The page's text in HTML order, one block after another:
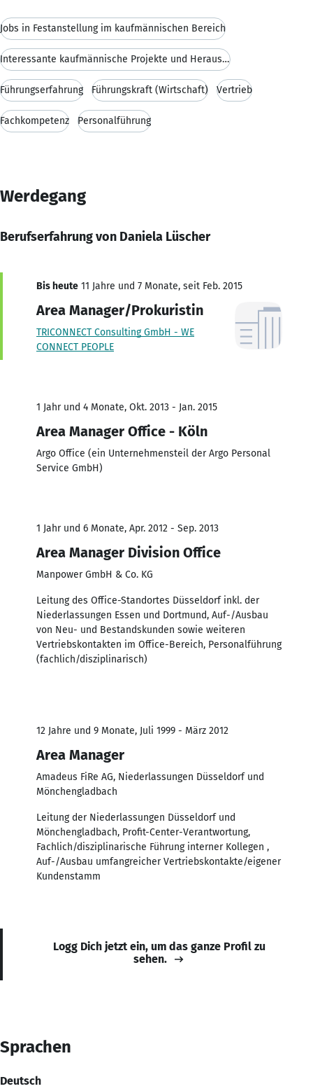
Jobs in Festanstellung im kaufmännischen Bereich
Interessante kaufmännische Projekte und Herausford
Führungserfahrung Führungskraft (Wirtschaft) Vertrieb
Fachkompetenz Personalführung
Werdegang
Berufserfahrung von Daniela Lüscher
Bis heute 11 Jahre und 7 Monate, seit Feb. 2015
Area Manager/Prokuristin
TRICONNECT Consulting GmbH - WE
CONNECT PEOPLE
1 Jahr und 4 Monate, Okt. 2013 - Jan. 2015
Area Manager Office - Köln
Argo Office (ein Unternehmensteil der Argo Personal
Service GmbH)
1 Jahr und 6 Monate, Apr. 2012 - Sep. 2013
Area Manager Division Office
Manpower GmbH & Co. KG
Leitung des Office-Standortes Düsseldorf inkl. der
Niederlassungen Essen und Dortmund, Auf-/Ausbau
von Neu- und Bestandskunden sowie weiteren
Vertriebskontakten im Office-Bereich, Personalführung
(fachlich/disziplinarisch)
12 Jahre und 9 Monate, Juli 1999 - März 2012
Area Manager
Amadeus FiRe AG, Niederlassungen Düsseldorf und
Mönchengladbach
Leitung der Niederlassungen Düsseldorf und
Mönchengladbach, Profit-Center-Verantwortung,
Fachlich/disziplinarische Führung interner Kollegen ,
Auf-/Ausbau umfangreicher Vertriebskontakte/eigener
Kundenstamm
Logg Dich jetzt ein, um das ganze Profil zu
sehen.
Sprachen
Deutsch